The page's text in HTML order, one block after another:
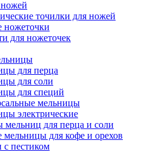
точилки для ножей
ножеточки
для ножеточек
для перца
для соли
для специй
мельницы
электрические
мельниц для перца и соли
мельницы для кофе и орехов
с пестиком